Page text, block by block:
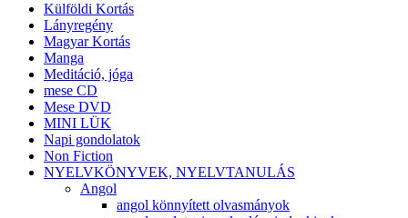
Külföldi Kortás
Lányregény
Magyar Kortás
Manga
Meditáció, jóga
mese CD
Mese DVD
MINI LÜK
Napi gondolatok
Non Fiction
NYELVKÖNYVEK, NYELVTANULÁS
Angol
angol könnyített olvasmányok